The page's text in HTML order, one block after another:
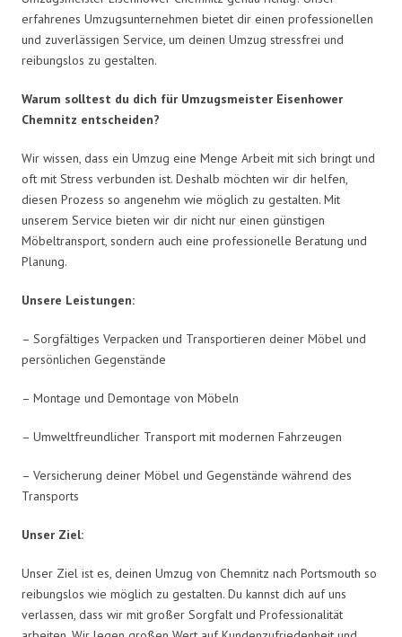
erfahrenes Umzugsunternehmen bietet dir einen professionellen
und zuverlässigen Service, um deinen Umzug stressfrei und
reibungslos zu gestalten.
Warum solltest du dich für Umzugsmeister Eisenhower
Chemnitz entscheiden?
Wir wissen, dass ein Umzug eine Menge Arbeit mit sich bringt und
oft mit Stress verbunden ist. Deshalb möchten wir dir helfen,
diesen Prozess so angenehm wie möglich zu gestalten. Mit
unserem Service bieten wir dir nicht nur einen günstigen
Möbeltransport, sondern auch eine professionelle Beratung und
Planung.
Unsere Leistungen:
– Sorgfältiges Verpacken und Transportieren deiner Möbel und
persönlichen Gegenstände
– Montage und Demontage von Möbeln
– Umweltfreundlicher Transport mit modernen Fahrzeugen
– Versicherung deiner Möbel und Gegenstände während des
Transports
Unser Ziel:
Unser Ziel ist es, deinen Umzug von Chemnitz nach Portsmouth so
reibungslos wie möglich zu gestalten. Du kannst dich auf uns
verlassen, dass wir mit großer Sorgfalt und Professionalität